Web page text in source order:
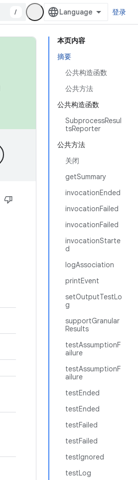
/ 登录
本页内容
摘要
公共构造函数
公共方法
公共构造函数
SubprocessResul
tsReporter
公共方法
关闭
getSummary
invocationEnded
invocationFailed
invocationFailed
invocationStarte
d
logAssociation
printEvent
setOutputTestLo
g
supportGranular
Results
testAssumptionF
ailure
testAssumptionF
ailure
testEnded
testEnded
testFailed
testFailed
testIgnored
testLog